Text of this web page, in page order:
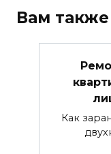
Вам
Как